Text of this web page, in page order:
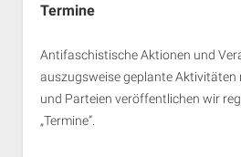
Termine
Antifaschistische Aktionen und
auszugsweise geplante Aktivitäten
und Parteien veröffentlichen wir
„Termine“.